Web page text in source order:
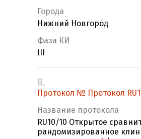
Города
Нижний Новгород
Фаза КИ
8.
Протокол № Протокол
Название протокола
RU10/10 Открытое
рандомизированное